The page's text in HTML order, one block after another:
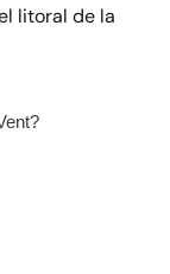
litoral de la